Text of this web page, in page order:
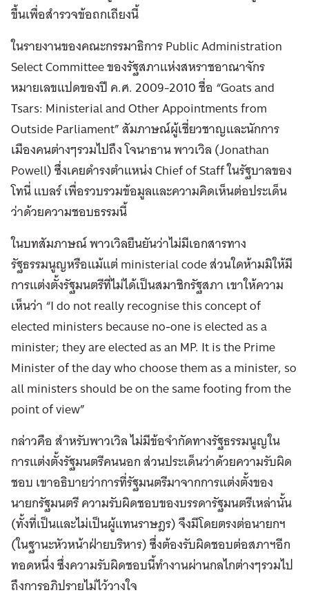
ขึ้นเพื่อสำรวจข้อถกเถียงนี้
ในรายงานของคณะกรรมาธิการ Public Administration
Select Committee ของรัฐสภาแห่งสหราชอาณาจักร
หมายเลขแปดของปี ค.ศ. 2009-2010 ชื่อ “Goats and
Tsars: Ministerial and Other Appointments from
Outside Parliament” สัมภาษณ์ผู้เชี่ยวชาญและนักการ
เมืองคนต่างๆรวมไปถึง โจนาธาน พาวเวิล (Jonathan
Powell) ซึ่งเคยดำรงตำแหน่ง Chief of Staff ในรัฐบาลของ
โทนี่ แบลร์ เพื่อรวบรวมข้อมูลและความคิดเห็นต่อประเด็น
ว่าด้วยความชอบธรรมนี้
ในบทสัมภาษณ์ พาวเวิลยืนยันว่าไม่มีเอกสารทาง
รัฐธรรมนูญหรือแม้แต่ ministerial code ส่วนใดห้ามมิให้มี
การแต่งตั้งรัฐมนตรีที่ไม่ได้เป็นสมาชิกรัฐสภา เขาให้ความ
เห็นว่า “I do not really recognise this concept of
elected ministers because no-one is elected as a
minister; they are elected as an MP. It is the Prime
Minister of the day who choose them as a minister, so
all ministers should be on the same footing from the
point of view”
กล่าวคือ สำหรับพาวเวิล ไม่มีข้อจำกัดทางรัฐธรรมนูญใน
การแต่งตั้งรัฐมนตรีคนนอก ส่วนประเด็นว่าด้วยความรับผิด
ชอบ เขาอธิบายว่าการที่รัฐมนตรีมาจากการแต่งตั้งของ
นายกรัฐมนตรี ความรับผิดชอบของบรรดารัฐมนตรีเหล่านั้น
(ทั้งที่เป็นและไม่เป็นผู้แทนราษฎร) จึงมีโดยตรงต่อนายกฯ
(ในฐานะหัวหน้าฝ่ายบริหาร) ซึ่งต้องรับผิดชอบต่อสภาฯอีก
ทอดหนึ่ง ซึ่งความรับผิดชอบนี้ทำงานผ่านกลไกต่างๆรวมไป
ถึงการอภิปรายไม่ไว้วางใจ